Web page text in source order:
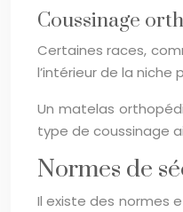
Coussinage
Certaines races,
l’intérieur de la
Un matelas
type de coussinage
Normes de
Il existe des normes